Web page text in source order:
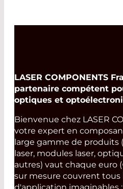
LASER COMPONENTS
partenaire compétent
optiques et
Bienvenue chez LASER
votre expert en
large gamme de produits
laser, modules laser,
autres) vaut chaque euro
sur mesure couvrent tous